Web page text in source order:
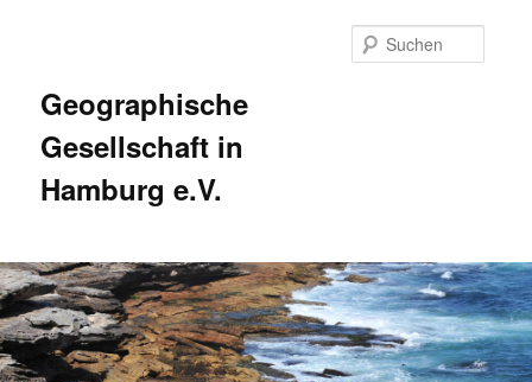
Geographische
Gesellschaft in
Hamburg e.V.